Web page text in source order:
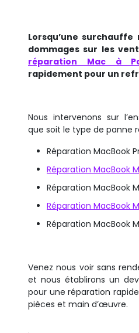
Lorsqu’une
dommages sur les
réparation Mac à
rapidement pour un
Nous intervenons sur
que soit le type de panne
Réparation MacBook
Réparation MacBook
Réparation MacBook
Réparation MacBook
Réparation MacBook
Venez nous voir sans
et nous établirons un
pour une réparation
pièces et main d’œuvre.